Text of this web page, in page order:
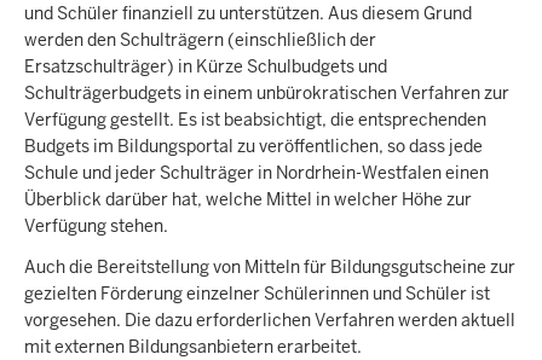
und Schüler finanziell zu unterstützen. Aus diesem Grund
werden den Schulträgern (einschließlich der
Ersatzschulträger) in Kürze Schulbudgets und
Schulträgerbudgets in einem unbürokratischen Verfahren zur
Verfügung gestellt. Es ist beabsichtigt, die entsprechenden
Budgets im Bildungsportal zu veröffentlichen, so dass jede
Schule und jeder Schulträger in Nordrhein-Westfalen einen
Überblick darüber hat, welche Mittel in welcher Höhe zur
Verfügung stehen.
Auch die Bereitstellung von Mitteln für Bildungsgutscheine zur
gezielten Förderung einzelner Schülerinnen und Schüler ist
vorgesehen. Die dazu erforderlichen Verfahren werden aktuell
mit externen Bildungsanbietern erarbeitet.